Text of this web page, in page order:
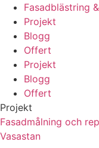
Fasadblästring
Projekt
Blogg
Offert
Projekt
Blogg
Offert
Projekt
Fasadmålning och
Vasastan